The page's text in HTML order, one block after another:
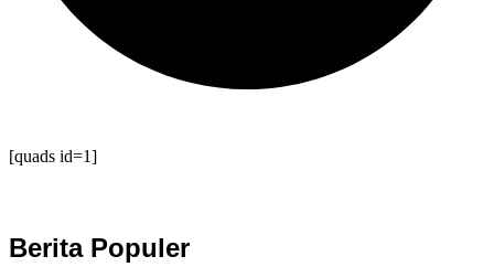
[quads id=1]
Berita Populer